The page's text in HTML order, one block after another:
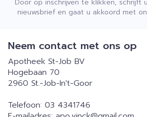
Door op inschrijven te klikken, schrijft
nieuwsbrief en gaat u akkoord met
Neem contact met ons op
Apotheek St-Job BV
Hogebaan 70
2960 St.-Job-In't-Goor
Telefoon: 03 4341746